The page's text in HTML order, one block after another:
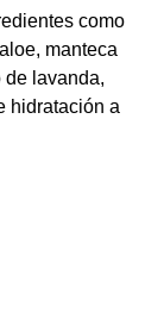
como
manteca
de lavanda,
hidratación a